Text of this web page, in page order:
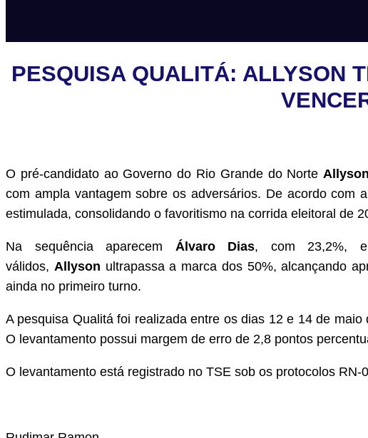
PESQUISA QUALITÁ: ALLYSON
O pré-candidato ao Governo do Rio Grande do Norte
com ampla vantagem sobre os adversários. De acordo com
estimulada, consolidando o favoritismo na corrida eleitoral de
Na sequência aparecem Álvaro Dias, com 23,2%,
válidos, Allyson ultrapassa a marca dos 50%, alcançando
ainda no primeiro turno.
A pesquisa Qualitá foi realizada entre os dias 12 e 14 de
O levantamento possui margem de erro de 2,8 pontos
O levantamento está registrado no TSE sob os protocolos RN-